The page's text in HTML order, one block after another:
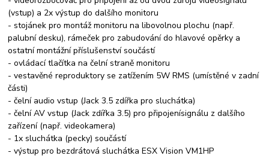
(vstup) a 2x výstup do dalšího monitoru
- stojánek pro montáž monitoru na libovolnou plochu (např.
palubní desku), rámeček pro zabudování do hlavové opěrky a
ostatní montážní příslušenství součástí
- ovládací tlačítka na čelní straně monitoru
- vestavěné reproduktory se zatížením 5W RMS (umístěné v zadní
části)
- čelní audio vstup (Jack 3.5 zdířka pro sluchátka)
- čelní AV vstup (Jack zdířka 3.5) pro připojenísignálu z dalšího
zařízení (např. videokamera)
- 1x sluchátka (pecky) součástí
- výstup pro bezdrátová sluchátka ESX Vision VM1HP